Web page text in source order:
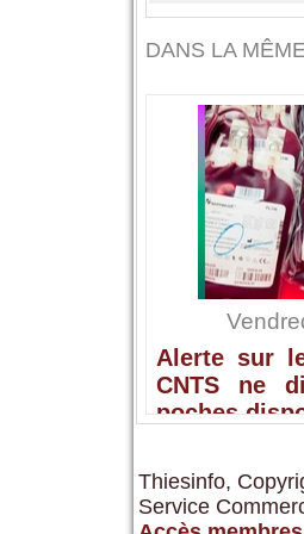
DANS LA
Alerte sur
CNTS ne
poches
Thiesinfo,
Service